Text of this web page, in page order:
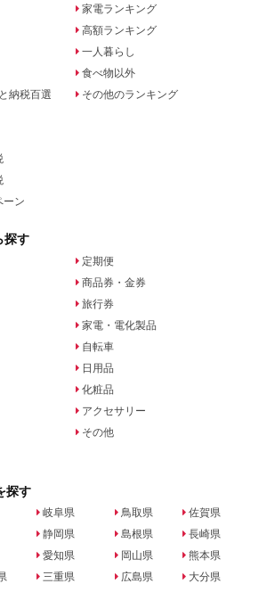
納税百選
ーン
家電ランキング
高額ランキング
一人暮らし
食べ物以外
その他のランキング
探す
定期便
商品券・金券
旅行券
家電・電化製品
自転車
日用品
化粧品
アクセサリー
その他
探す
岐阜県
静岡県
愛知県
三重県
鳥取県
島根県
岡山県
広島県
佐賀県
長崎県
熊本県
大分県